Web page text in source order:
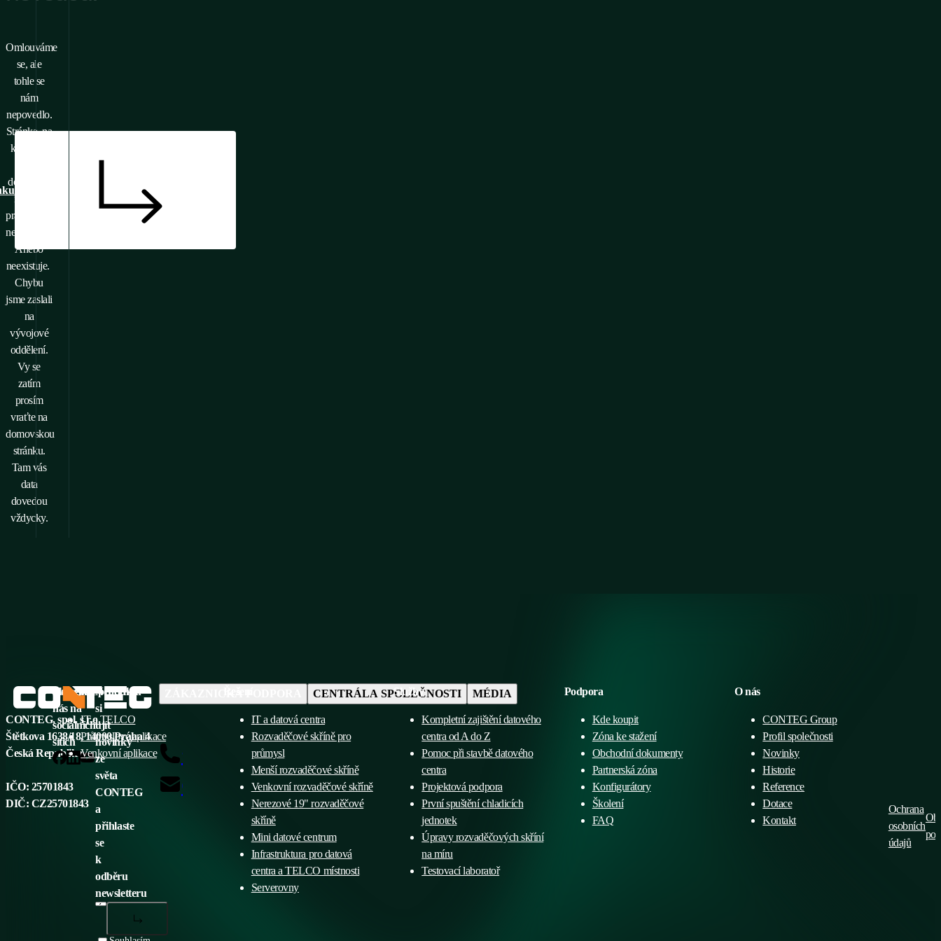
Omlouváme
se, ale
tohle se
nám
nepovedlo.
Stránka, na
kterou se
dostat, je s
největší
pravděpodobností
nedostupná.
Anebo
neexistuje.
Chybu
jsme zaslali
na
vývojové
oddělení.
Vy se
zatím
prosím
vraťte na
domovskou
stránku.
Tam vás
data
dovedou
vždycky.
CONTEG, spol. s r.o.
Štětkova 1638/18, 14000 Praha 4
Česká Republika
IČO: 25701843
DIČ: CZ25701843
CENTRÁLA SPOLEČNOSTI MÉDIA
Sledujte
nás na
sociálních
sítích
Nenechte
si
ujít
novinky
ze
světa
CONTEG
a
přihlaste
se
k
odběru
newsletteru
Kategorie produktů
IT a TELCO
Průmyslové aplikace
Venkovní aplikace
IT a datová centra
Rozvaděčové skříně pro
průmysl
Menší rozvaděčové skříně
Venkovní rozvaděčové skříně
Nerezové 19" rozvaděčové
skříně
Mini datové centrum
Infrastruktura pro datová
centra a TELCO místnosti
Serverovny
Služby
Kompletní zajištění datového
centra od A do Z
Pomoc při stavbě datového
centra
Projektová podpora
První spuštění chladicích
jednotek
Úpravy rozvaděčových skříní
na míru
Testovací laboratoř
Podpora
Kde koupit
Zóna ke stažení
Obchodní dokumenty
Partnerská zóna
Konfigurátory
Školení
FAQ
O nás
CONTEG Group
Profil společnosti
Novinky
Historie
Reference
Dotace
Kontakt
Ochrana
osobních
údajů